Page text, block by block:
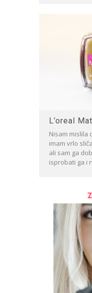
L’oreal
Nisam mislila
imam vrlo
ali sam ga
isprobati ga i